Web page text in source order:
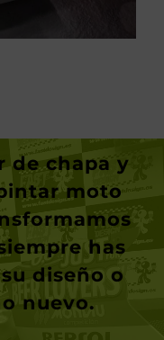
de chapa y
moto
has
diseño o
nuevo.